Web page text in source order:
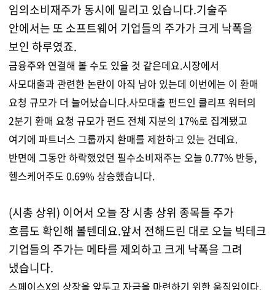
임의소비재주가 동시에 밀리고 있습니다.기술주
안에서는 또 소프트웨어 기업들의 주가가 크게 낙폭을
보인 하루였죠.
금융주와 연결해 볼 수도 있을 것 같은데요.시장에서
사모대출과 관련한 논란이 아직 남아 있는데 이번에는 이 환매
요청 규모가 더 늘어났습니다.사모대출 펀드인 클리프 워터의
2분기 환매 요청 규모가 펀드 전체 지분의 17%로 집계됐고
여기에 파트너스 그룹까지 환매를 제한하고 있는 건데요.
반면에 그동안 하락했었던 필수소비재주는 오늘 0.77% 반등,
헬스케어주도 0.69% 상승했습니다.
(시총 상위) 이어서 오늘 장 시총 상위 종목들 주가
흐름도 확인해 볼텐데요.앞서 전해드린 대로 오늘 빅테크
기업들의 주가는 메타를 제외하고 크게 낙폭을 그려
냈습니다.
스페이스X의 상장을 앞두고 자금을 마련하기 위한 움직임이다,